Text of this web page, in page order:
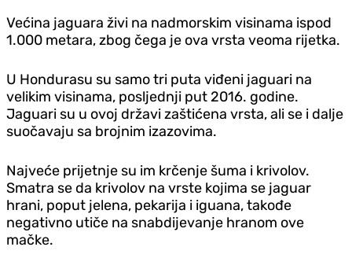
Većina jaguara živi na nadmorskim visinama ispod
1.000 metara, zbog čega je ova vrsta veoma rijetka.
U Hondurasu su samo tri puta viđeni jaguari na
velikim visinama, posljednji put 2016. godine.
Jaguari su u ovoj državi zaštićena vrsta, ali se i dalje
suočavaju sa brojnim izazovima.
Najveće prijetnje su im krčenje šuma i krivolov.
Smatra se da krivolov na vrste kojima se jaguar
hrani, poput jelena, pekarija i iguana, takođe
negativno utiče na snabdijevanje hranom ove
mačke.